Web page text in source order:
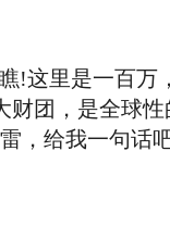
里是一百万
团，是全球
，给我一句话